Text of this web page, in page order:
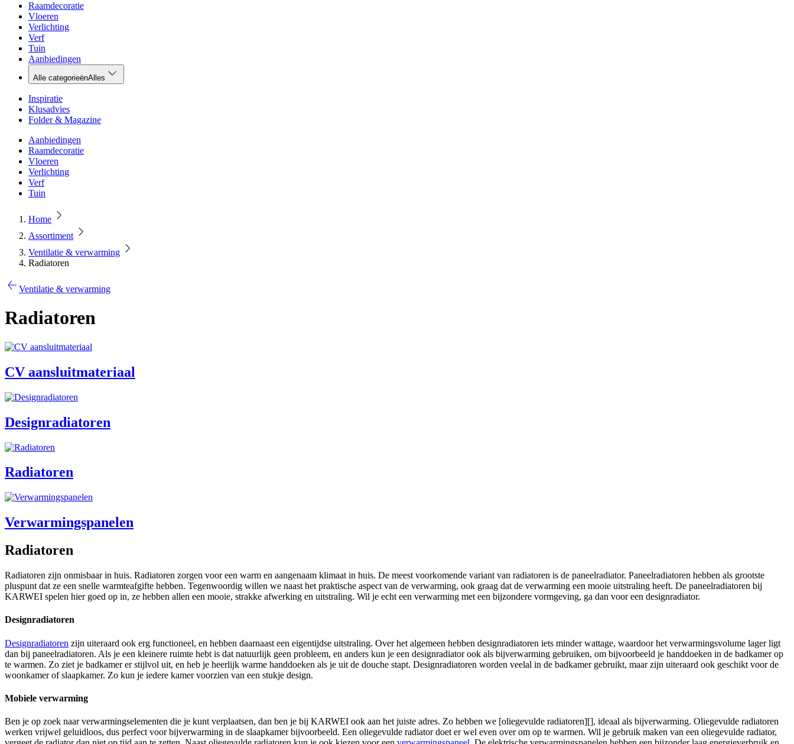
Raamdecoratie
Vloeren
Verlichting
Verf
Tuin
Aanbiedingen
Alle categorieënAlles
Inspiratie
Klusadvies
Folder & Magazine
Aanbiedingen
Raamdecoratie
Vloeren
Verlichting
Verf
Tuin
Home
Assortiment
Ventilatie & verwarming
Radiatoren
Ventilatie & verwarming
Radiatoren
CV aansluitmateriaal
Designradiatoren
Radiatoren
Verwarmingspanelen
Radiatoren
Radiatoren zijn onmisbaar in huis. Radiatoren zorgen voor een warm en aangenaam klimaat in huis. De meest voorkomende variant van radiatoren is de paneelradiator. Paneelradiatoren hebben als grootste
pluspunt dat ze een snelle warmteafgifte hebben. Tegenwoordig willen we naast het praktische aspect van de verwarming, ook graag dat de verwarming een mooie uitstraling heeft. De paneelradiatoren bij
KARWEI spelen hier goed op in, ze hebben allen een mooie, strakke afwerking en uitstraling. Wil je echt een verwarming met een bijzondere vormgeving, ga dan voor een designradiator.
Designradiatoren
Designradiatoren zijn uiteraard ook erg functioneel, en hebben daarnaast een eigentijdse uitstraling. Over het algemeen hebben designradiatoren iets minder wattage, waardoor het verwarmingsvolume lager ligt
dan bij paneelradiatoren. Als je een kleinere ruimte hebt is dat natuurlijk geen probleem, en anders kun je een designradiator ook als bijverwarming gebruiken, om bijvoorbeeld je handdoeken in de badkamer op
te warmen. Zo ziet je badkamer er stijlvol uit, en heb je heerlijk warme handdoeken als je uit de douche stapt. Designradiatoren worden veelal in de badkamer gebruikt, maar zijn uiteraard ook geschikt voor de
woonkamer of slaapkamer. Zo kun je iedere kamer voorzien van een stukje design.
Mobiele verwarming
Ben je op zoek naar verwarmingselementen die je kunt verplaatsen, dan ben je bij KARWEI ook aan het juiste adres. Zo hebben we [oliegevulde radiatoren][], ideaal als bijverwarming. Oliegevulde radiatoren
werken vrijwel geluidloos, dus perfect voor bijverwarming in de slaapkamer bijvoorbeeld. Een oliegevulde radiator doet er wel even over om op te warmen. Wil je gebruik maken van een oliegevulde radiator,